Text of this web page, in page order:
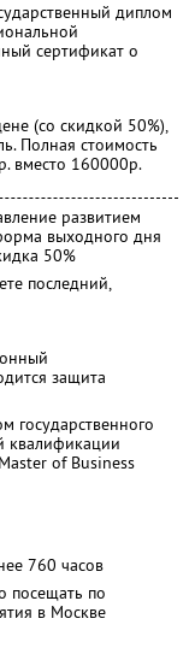
диплом
сертификат о
(со скидкой 50%),
Полная стоимость
вместо 160000р.
развитием
выходного дня
50%
последний,
защита
государственного
квалификации
of Business
760 часов
посещать по
в Москве